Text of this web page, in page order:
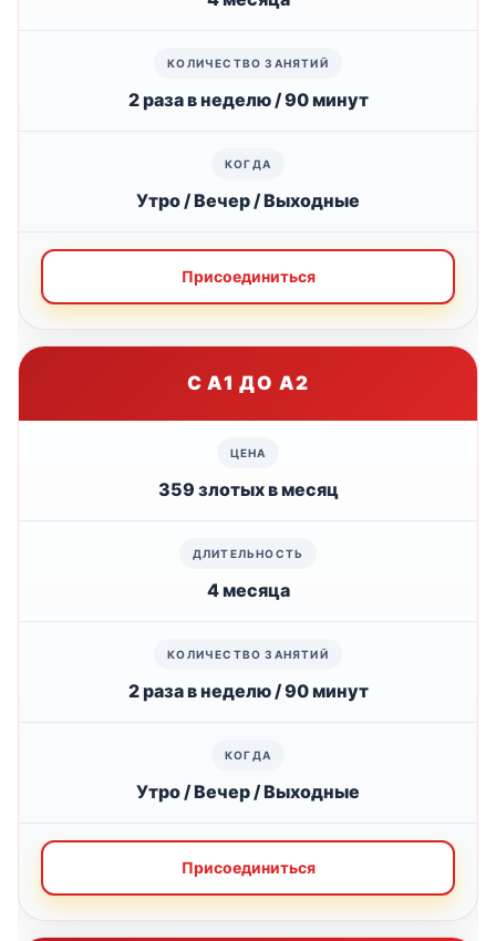
2 раза в неделю / 90 минут
Утро / Вечер / Выходные
Присоединиться
С А1 ДО А2
359 злотых в месяц
4 месяца
2 раза в неделю / 90 минут
Утро / Вечер / Выходные
Присоединиться